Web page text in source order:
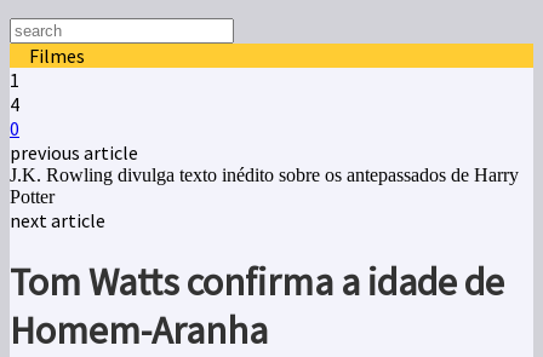
Filmes
1
4
0
previous article
J.K. Rowling divulga texto inédito sobre os antepassados de Harry
Potter
next article
Tom Watts confirma a idade de
Homem-Aranha